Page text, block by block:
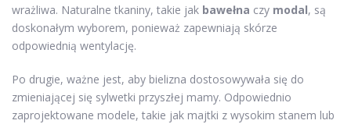
wrażliwa. Naturalne tkaniny, takie jak bawełna czy modal, są
doskonałym wyborem, ponieważ zapewniają skórze
odpowiednią wentylację.
Po drugie, ważne jest, aby bielizna dostosowywała się do
zmieniającej się sylwetki przyszłej mamy. Odpowiednio
zaprojektowane modele, takie jak majtki z wysokim stanem lub